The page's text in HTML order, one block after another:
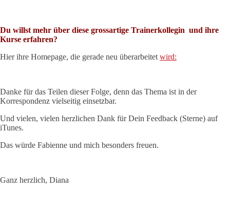
Du willst mehr über diese grossartige Trainerkollegin und ihre
Kurse erfahren?
Hier ihre Homepage, die gerade neu überarbeitet wird:
Danke für das Teilen dieser Folge, denn das Thema ist in der
Korrespondenz vielseitig einsetzbar.
Und vielen, vielen herzlichen Dank für Dein Feedback (Sterne) auf
iTunes.
Das würde Fabienne und mich besonders freuen.
Ganz herzlich, Diana